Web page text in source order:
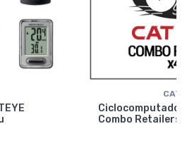
Ciclocomputador
Combo Retailers